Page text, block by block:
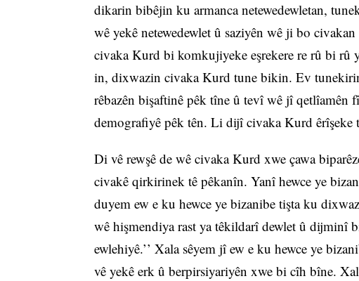
dikarin bibêjin ku armanca netewedewletan,
wê yekê netewedewlet û saziyên wê ji bo
civaka Kurd bi komkujiyeke eşrekere re rû bi rû
in, dixwazin civaka Kurd tune bikin. Ev
rêbazên bişaftinê pêk tîne û tevî wê jî qetlîamên
demografiyê pêk tên. Li dijî civaka Kurd êrîşeke
Di vê rewşê de wê civaka Kurd xwe çawa
civakê qirkirinek tê pêkanîn. Yanî hewce ye
duyem ew e ku hewce ye bizanibe tişta ku
wê hişmendiya rast ya têkildarî dewlet û dijminî
ewlehiyê.’’ Xala sêyem jî ew e ku hewce ye
vê yekê erk û berpirsiyariyên xwe bi cîh bîne.